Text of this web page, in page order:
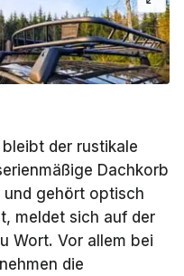
der rustikale
Dachkorb
gehört optisch
meldet sich auf der
Wort. Vor allem bei
die